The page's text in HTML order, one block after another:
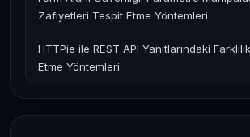
Zafiyetleri Tespit Etme Yöntemleri
HTTPie ile REST API Yanıtlarındaki
Etme Yöntemleri